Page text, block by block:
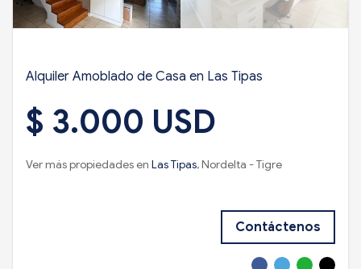
Alquiler Amoblado de Casa en Las Tipas
$ 3.000 USD
Ver más propiedades en Las Tipas, Nordelta - Tigre
Contáctenos